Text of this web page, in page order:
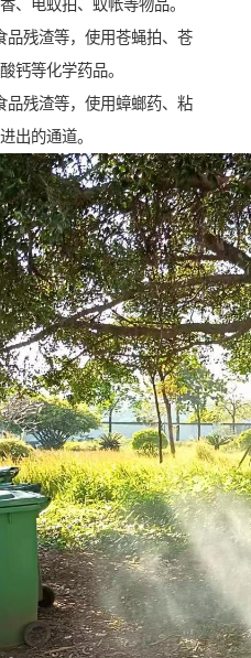
、电蚊拍、蚊帐等物品。
品残渣等，使用苍蝇拍、苍
钙等化学药品。
品残渣等，使用蟑螂药、粘
出的通道。